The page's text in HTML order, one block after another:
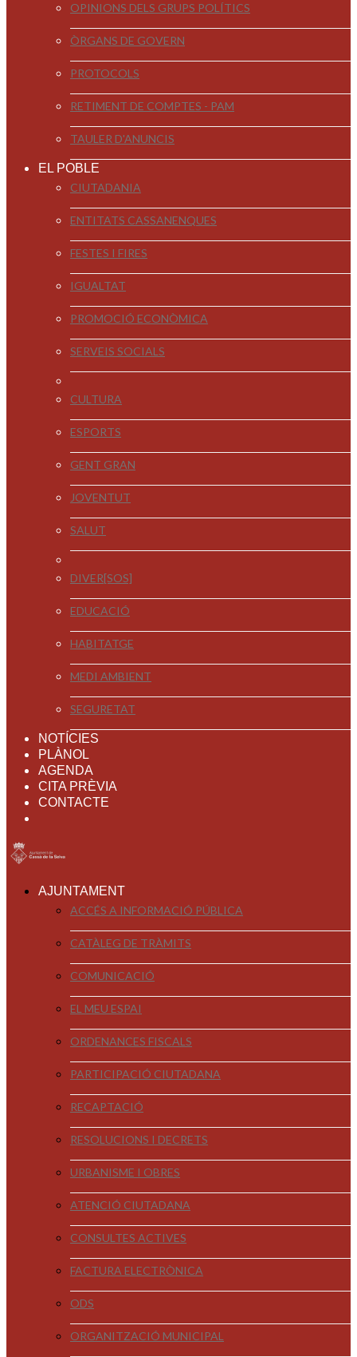
OPINIONS DELS GRUPS POLÍTICS
ÒRGANS DE GOVERN
PROTOCOLS
RETIMENT DE COMPTES - PAM
TAULER D'ANUNCIS
EL POBLE
CIUTADANIA
ENTITATS CASSANENQUES
FESTES I FIRES
IGUALTAT
PROMOCIÓ ECONÒMICA
SERVEIS SOCIALS
CULTURA
ESPORTS
GENT GRAN
JOVENTUT
SALUT
DIVER[SOS]
EDUCACIÓ
HABITATGE
MEDI AMBIENT
SEGURETAT
NOTÍCIES
PLÀNOL
AGENDA
CITA PRÈVIA
CONTACTE
AJUNTAMENT
ACCÉS A INFORMACIÓ PÚBLICA
CATÀLEG DE TRÀMITS
COMUNICACIÓ
EL MEU ESPAI
ORDENANCES FISCALS
PARTICIPACIÓ CIUTADANA
RECAPTACIÓ
RESOLUCIONS I DECRETS
URBANISME I OBRES
ATENCIÓ CIUTADANA
CONSULTES ACTIVES
FACTURA ELECTRÒNICA
ODS
ORGANITZACIÓ MUNICIPAL